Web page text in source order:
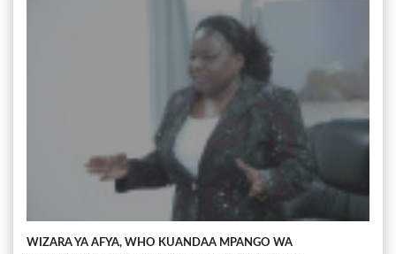
WIZARA YA AFYA, WHO KUANDAA MPANGO WA